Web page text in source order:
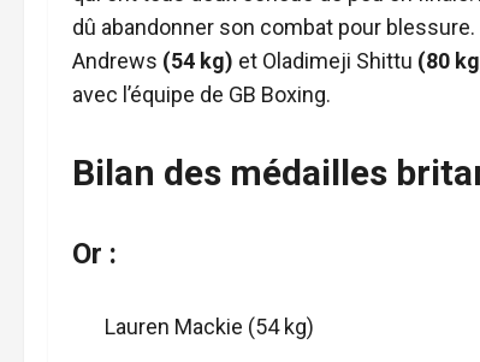
dû abandonner son combat pour
Andrews (54 kg) et Oladimeji Shittu (80
avec l’équipe de GB Boxing.
Bilan des médailles
Or :
Lauren Mackie (54 kg)